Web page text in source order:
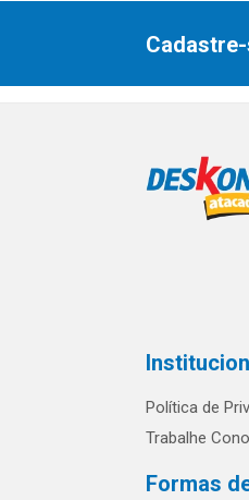
Política de
Trabalhe
Formas